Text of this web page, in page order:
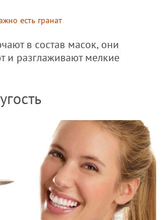
есть гранат
в состав масок, они
и разглаживают мелкие